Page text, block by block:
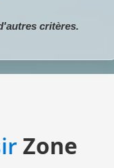
critères.
Zone